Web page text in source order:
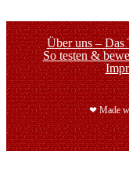
Über uns – Das
So testen &
❤ Made